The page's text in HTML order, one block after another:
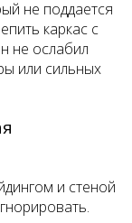
не поддается
каркас с
не ослабил
или сильных
и стеной